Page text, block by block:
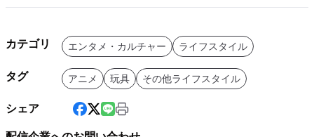
カテゴリ エンタメ・カルチャー ライフスタイル
タグ アニメ 玩具 その他ライフスタイル
シェア